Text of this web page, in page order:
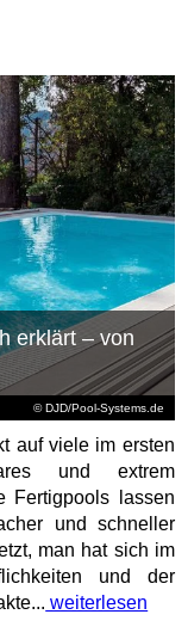
© DJD/Pool-Systems.de
erklärt – von
auf viele im ersten
und extrem
Fertigpools lassen
und schneller
man hat sich im
und der
weiterlesen